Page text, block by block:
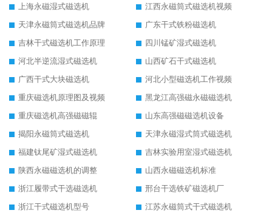
上海永磁湿式磁选机
江西永磁筒式磁选机视频
天津永磁筒式磁选机品牌
广东干式铁粉磁选机
吉林干式磁选机工作原理
四川锰矿湿式磁选机
河北半逆流湿式磁选机
山西矿石干式磁选机
广西干式大块磁选机
河北小型磁选机工作视频
重庆磁选机原理图及视频
黑龙江高强磁永磁磁选机
重庆磁选机高强磁磁辊
山东高强磁磁选机设备
揭阳永磁筒式磁选机
天津永磁湿式筒式磁选机
福建钛尾矿湿式磁选机
吉林实验用室湿式磁选机
陕西永磁磁选机的调整
山西永磁磁选机标准
浙江履带式干选磁选机
邢台干选铁矿磁选机厂
浙江干式磁选机型号
江苏永磁筒式干式磁选机